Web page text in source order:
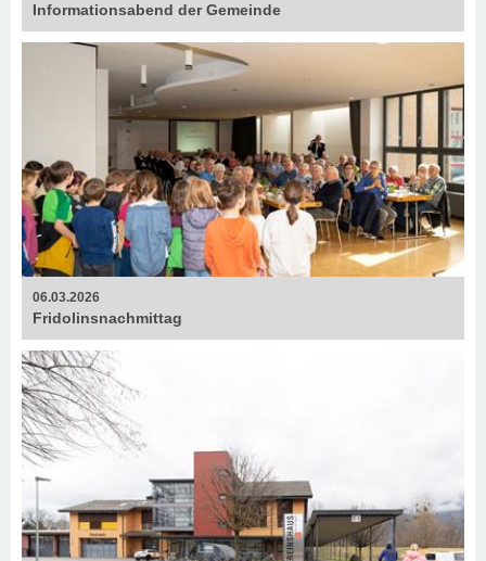
Informationsabend der Gemeinde
06.03.2026
Fridolins­nachmittag